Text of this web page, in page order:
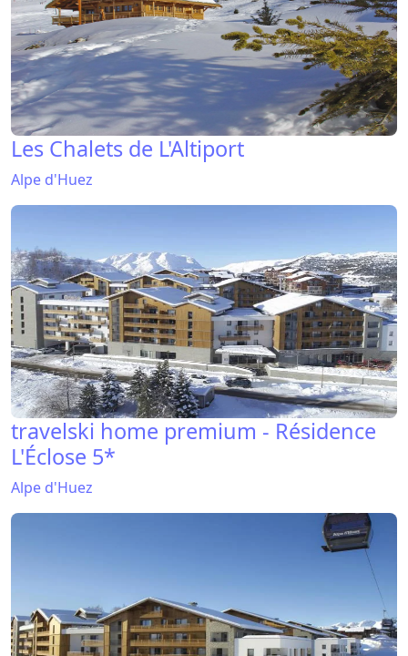
Les Chalets de L'Altiport
Alpe d'Huez
travelski home premium - Résidence
L'Éclose 5*
Alpe d'Huez